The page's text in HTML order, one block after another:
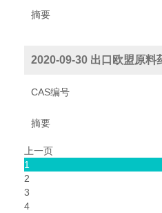
摘要
2020-09-30 出口欧盟原料
CAS编号
摘要
上一页
1
2
3
4